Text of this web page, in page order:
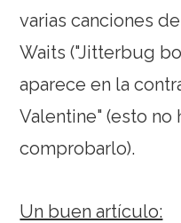
varias canciones
Waits ("Jitterbug
aparece en la
Valentine" (esto no
comprobarlo).
Un buen artículo: